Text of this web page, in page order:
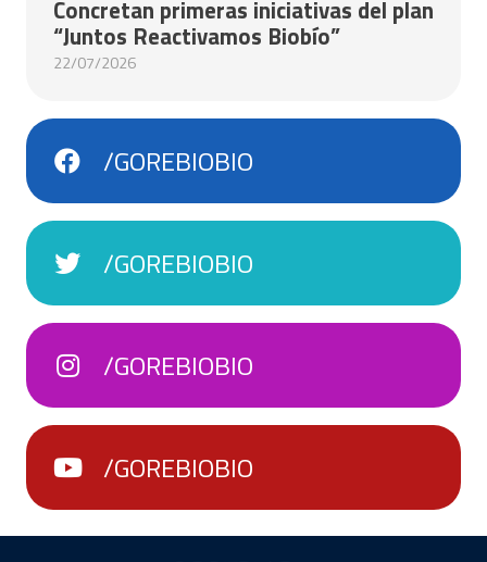
Concretan primeras iniciativas del plan
“Juntos Reactivamos Biobío”
22/07/2026
/GOREBIOBIO
/GOREBIOBIO
/GOREBIOBIO
/GOREBIOBIO